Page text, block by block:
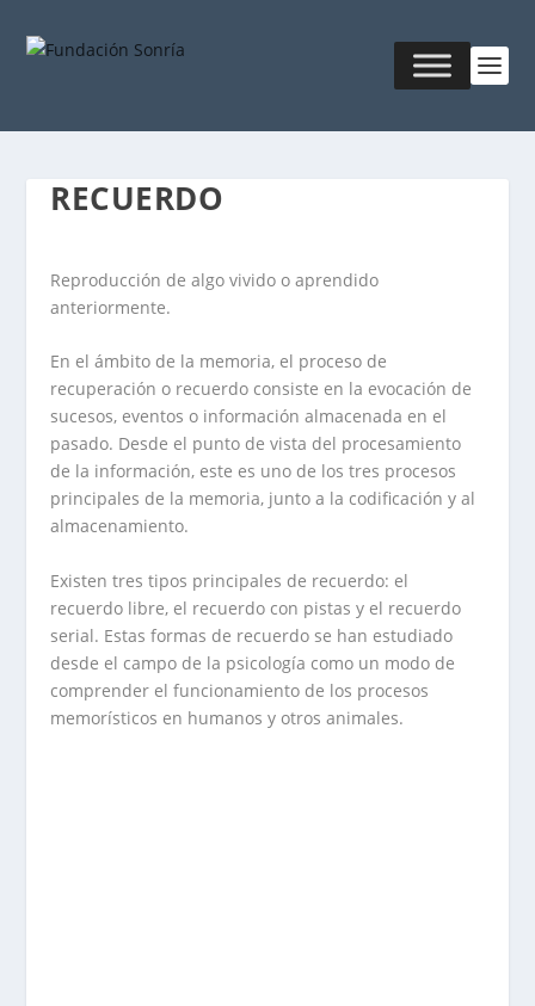
RECUERDO
Reproducción de algo vivido o aprendido
anteriormente.
En el ámbito de la memoria, el proceso de
recuperación o recuerdo consiste en la evocación de
sucesos, eventos o información almacenada en el
pasado. Desde el punto de vista del procesamiento
de la información, este es uno de los tres procesos
principales de la memoria, junto a la codificación y al
almacenamiento.
Existen tres tipos principales de recuerdo: el
recuerdo libre, el recuerdo con pistas y el recuerdo
serial. Estas formas de recuerdo se han estudiado
desde el campo de la psicología como un modo de
comprender el funcionamiento de los procesos
memorísticos en humanos y otros animales.